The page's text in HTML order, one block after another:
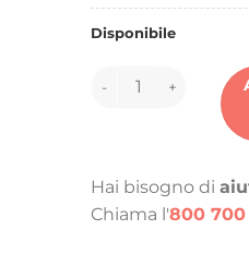
Disponibile
152217 quantità
Hai bisogno di
Chiama l'800 700